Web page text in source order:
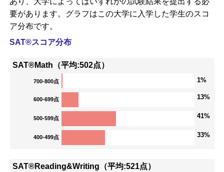
要があります。グラフはこの大学に入学した学生のスコ
ア分布です。
SAT®スコア分布
SAT®Math（平均:502点）
700-800点 1%
600-699点 13%
500-599点 41%
400-499点 33%
SAT®Reading&Writing（平均:521点）